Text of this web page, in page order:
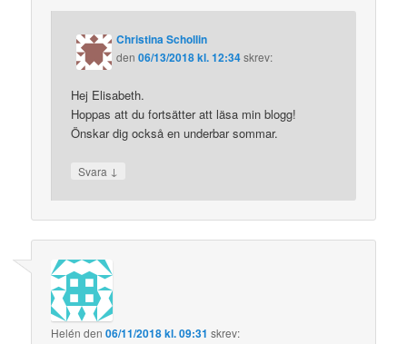
Christina Schollin
den06/13/2018 kl. 12:34skrev:
Hej Elisabeth.
Hoppas att du fortsätter att läsa min blogg!
Önskar dig också en underbar sommar.
Svara ↓
Helén den06/11/2018 kl. 09:31 skrev: